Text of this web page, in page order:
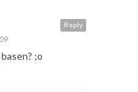
Reply
;o